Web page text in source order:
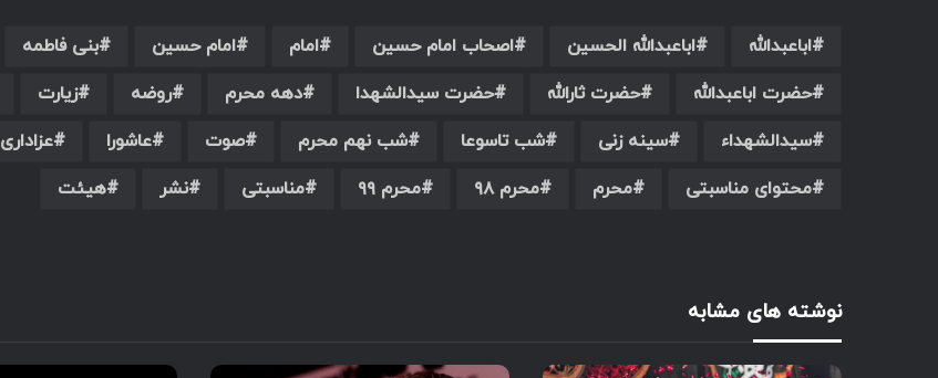
اباعبدالله اباعبدالله الحسین اصحاب امام حسین امام امام حسین بنی فاطمه
حضرت اباعبدالله
حضرت ثارالله حضرت سیدالشهدا دهه محرم روضه زیارت
سیدالشهداء
سینه زنی شب تاسوعا شب نهم محرم صوت عاشورا عزاداری
محتوای مناسبتی
محرم محرم ۹۸ محرم ۹۹ مناسبتی نشر هیئت
نوشته های مشابه